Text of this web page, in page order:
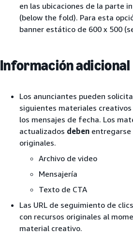
en las ubicaciones de la parte
(below the fold). Para esta
banner estático de 600 x 500
Información adicional
Los anunciantes pueden
siguientes materiales
los mensajes de fecha. Los
actualizados deben entregarse
originales.
Archivo de video
Mensajería
Texto de CTA
Las URL de seguimiento de clics
con recursos originales al
material creativo.